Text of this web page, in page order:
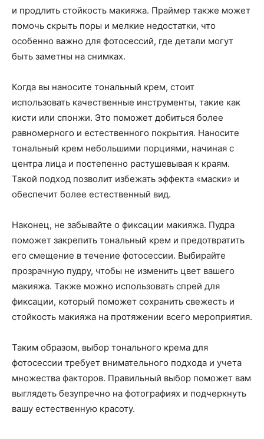
и продлить стойкость макияжа. Праймер также может
помочь скрыть поры и мелкие недостатки, что
особенно важно для фотосессий, где детали могут
быть заметны на снимках.
Когда вы наносите тональный крем, стоит
использовать качественные инструменты, такие как
кисти или спонжи. Это поможет добиться более
равномерного и естественного покрытия. Наносите
тональный крем небольшими порциями, начиная с
центра лица и постепенно растушевывая к краям.
Такой подход позволит избежать эффекта «маски» и
обеспечит более естественный вид.
Наконец, не забывайте о фиксации макияжа. Пудра
поможет закрепить тональный крем и предотвратить
его смещение в течение фотосессии. Выбирайте
прозрачную пудру, чтобы не изменить цвет вашего
макияжа. Также можно использовать спрей для
фиксации, который поможет сохранить свежесть и
стойкость макияжа на протяжении всего мероприятия.
Таким образом, выбор тонального крема для
фотосессии требует внимательного подхода и учета
множества факторов. Правильный выбор поможет вам
выглядеть безупречно на фотографиях и подчеркнуть
вашу естественную красоту.